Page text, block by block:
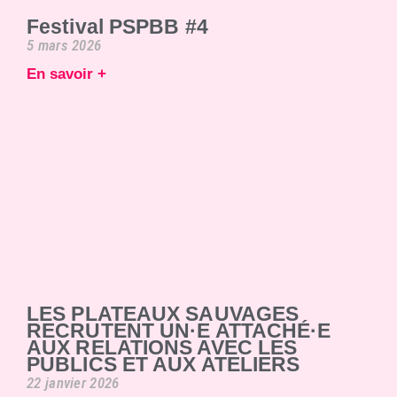
Festival PSPBB #4
5 mars 2026
En savoir +
LES PLATEAUX SAUVAGES
RECRUTENT UN·E ATTACHÉ·E
AUX RELATIONS AVEC LES
PUBLICS ET AUX ATELIERS
22 janvier 2026